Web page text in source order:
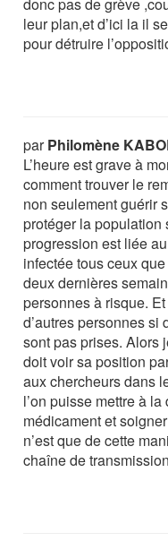
donc pas de grève
leur plan,et d’ici la il
pour détruire
parPhilomène
L’heure est grave à
comment trouver le
non seulement guérir
protéger la population
progression est liée
infectée tous ceux
deux dernières
personnes à risque.
d’autres personnes si
sont pas prises. Alors
doit voir sa position
aux chercheurs dans
l’on puisse mettre à
médicament et
n’est que de cette
chaîne de